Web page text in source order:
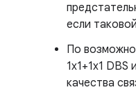
если
По
1x1+1x1
качества